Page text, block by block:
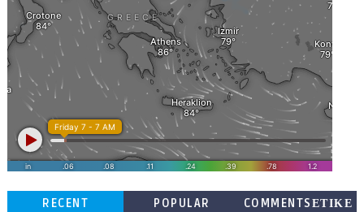
RECENT POPULAR
COMMENTSΕΤΙΚΕ